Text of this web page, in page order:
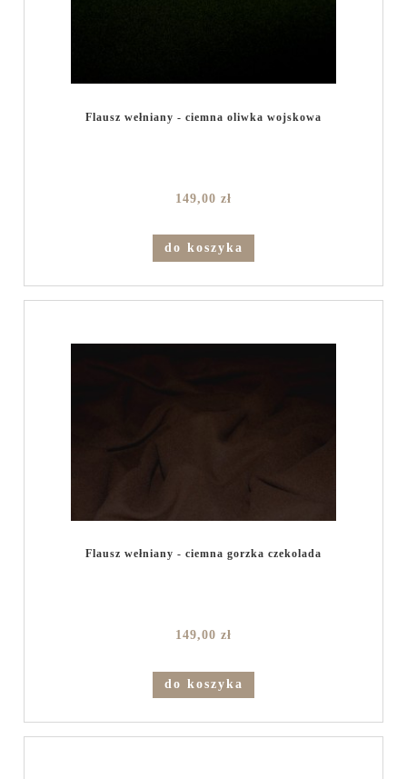
Flausz wełniany - ciemna oliwka wojskowa
149,00 zł
do koszyka
Flausz wełniany - ciemna gorzka czekolada
149,00 zł
do koszyka